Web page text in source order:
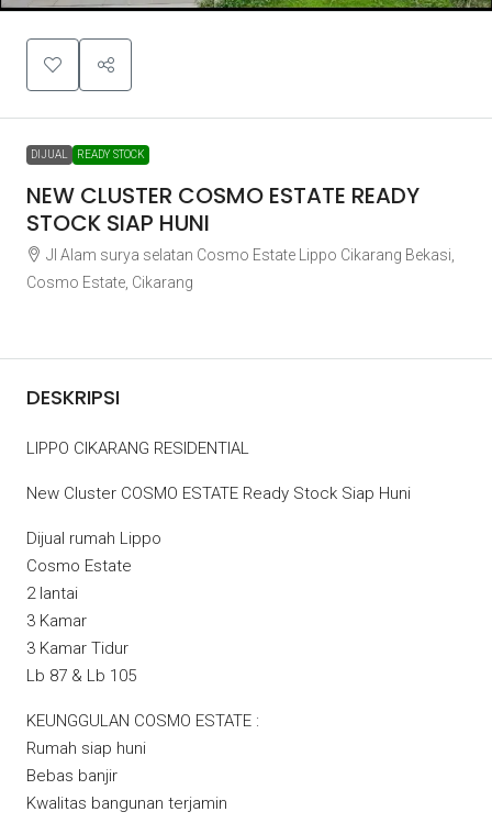
DIJUAL READY STOCK
NEW CLUSTER COSMO ESTATE READY
STOCK SIAP HUNI
Jl Alam surya selatan Cosmo Estate Lippo Cikarang Bekasi,
Cosmo Estate, Cikarang
DESKRIPSI
LIPPO CIKARANG RESIDENTIAL
New Cluster COSMO ESTATE Ready Stock Siap Huni
Dijual rumah Lippo
Cosmo Estate
2 lantai
3 Kamar
3 Kamar Tidur
Lb 87 & Lb 105
KEUNGGULAN COSMO ESTATE :
Rumah siap huni
Bebas banjir
Kwalitas bangunan terjamin